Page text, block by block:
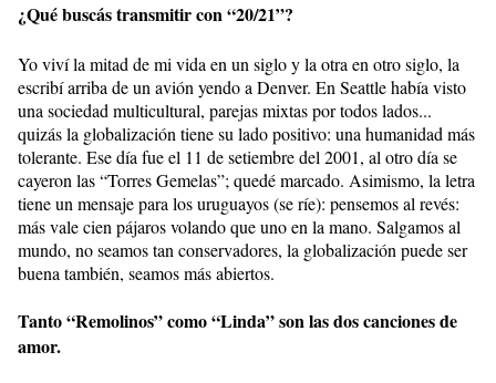
¿Qué buscás transmitir con “20/21”?
Yo viví la mitad de mi vida en un siglo y la otra en otro siglo, la
escribí arriba de un avión yendo a Denver. En Seattle había visto
una sociedad multicultural, parejas mixtas por todos lados...
quizás la globalización tiene su lado positivo: una humanidad más
tolerante. Ese día fue el 11 de setiembre del 2001, al otro día se
cayeron las “Torres Gemelas”; quedé marcado. Asimismo, la letra
tiene un mensaje para los uruguayos (se ríe): pensemos al revés:
más vale cien pájaros volando que uno en la mano. Salgamos al
mundo, no seamos tan conservadores, la globalización puede ser
buena también, seamos más abiertos.
Tanto “Remolinos” como “Linda” son las dos canciones de
amor.